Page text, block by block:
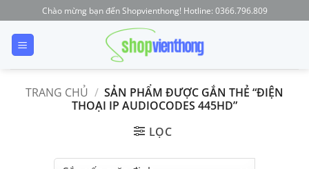
to
content
Chào mừng bạn đến Shopvienthong! Hotline: 0366.796.809
TRANG CHỦ / SẢN PHẨM ĐƯỢC GẮN THẺ “ĐIỆN
THOẠI IP AUDIOCODES 445HD”
LỌC